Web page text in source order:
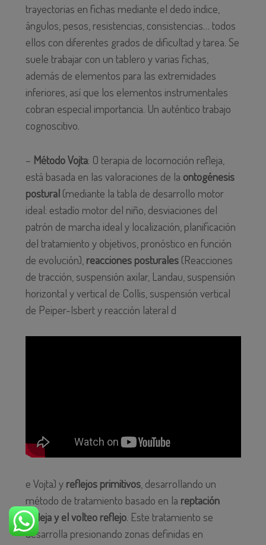
trayectorias en fichas mediante el dedo índice,
ángulos, pesos, resistencias, consistencias… todos
ellos con diferentes grados de dificultad y tarea. Se
suele trabajar con un tablero y varias fichas,
además de elementos para las extremidades
inferiores, así que los elementos instrumentales
cobran especial importancia. Un auténtico trabajo
cognoscitivo.
– Método Vojta: O terapia de locomoción refleja,
está basada en las valoraciones de la ontogénesis
postural(mediante la tabla de desarrollo motor
ideal: estadío motor del niño, desviaciones del
patrón de marcha ideal y localización, planificación
del tratamiento y objetivos, pronóstico en función
de evolución), reacciones posturales(Reacciones
de tracción, suspensión axilar, Landau, suspensión
horizontal y vertical de Collis, suspensión vertical
de Peiper-Isbert y reacción lateral d
e Vojta) y reflejos primitivos, desarrollando un
método de tratamiento basado en la reptación
refleja y el volteo reflejo. Este tratamiento se
desarrolla presionando zonas definidas en